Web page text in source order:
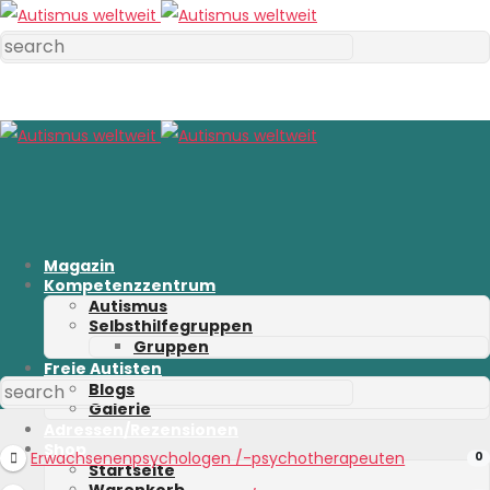
Magazin
Kompetenzzentrum
Autismus
Selbsthilfegruppen
Gruppen
Freie Autisten
Blogs
Galerie
Shop
Startseite
Erwachsenenpsychologen /-psychotherapeuten 0